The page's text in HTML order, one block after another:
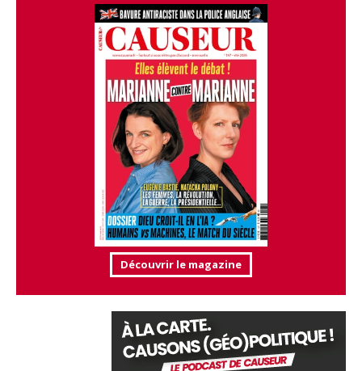
Découvrir le magazine